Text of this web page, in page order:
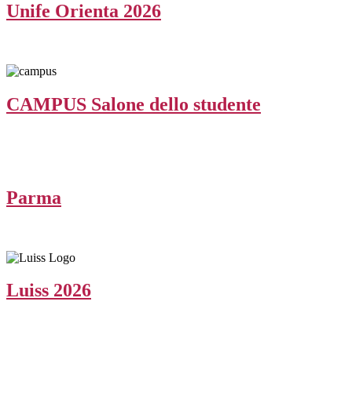
Unife Orienta 2026
CAMPUS Salone dello studente
Parma
Luiss 2026